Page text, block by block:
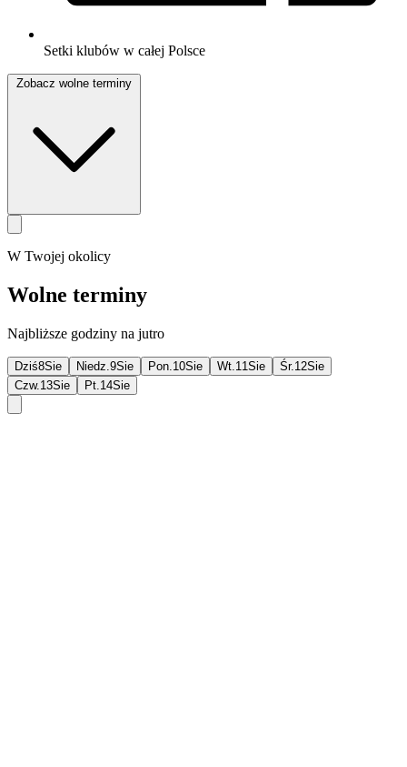
Setki klubów w całej Polsce
W Twojej okolicy
Wolne terminy
Najbliższe godziny na jutro
Dziś8Sie Niedz. 9Sie Pon. 10Sie Wt. 11Sie Śr. 12Sie
Czw. 13Sie Pt. 14Sie